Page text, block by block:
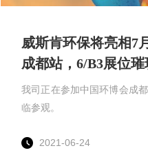
威斯肯环保将亮相7
成都站，6/B3展位璀
我司正在参加中国环博会成
临参观。
2021-06-24